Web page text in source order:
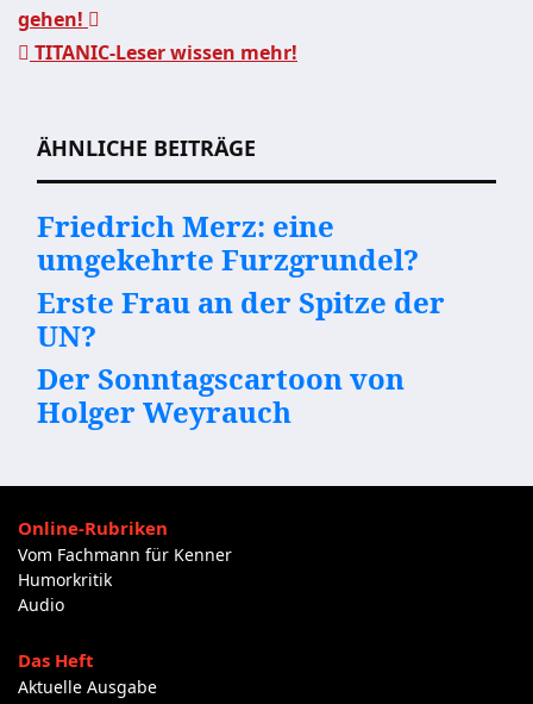
Beitragsnavigation
gehen!
TITANIC-Leser wissen mehr!
ÄHNLICHE BEITRÄGE
Friedrich Merz: eine
umgekehrte Furzgrundel?
Erste Frau an der Spitze der
UN?
Der Sonntagscartoon von
Holger Weyrauch
Online-Rubriken
Vom Fachmann für Kenner
Humorkritik
Audio
Das Heft
Aktuelle Ausgabe